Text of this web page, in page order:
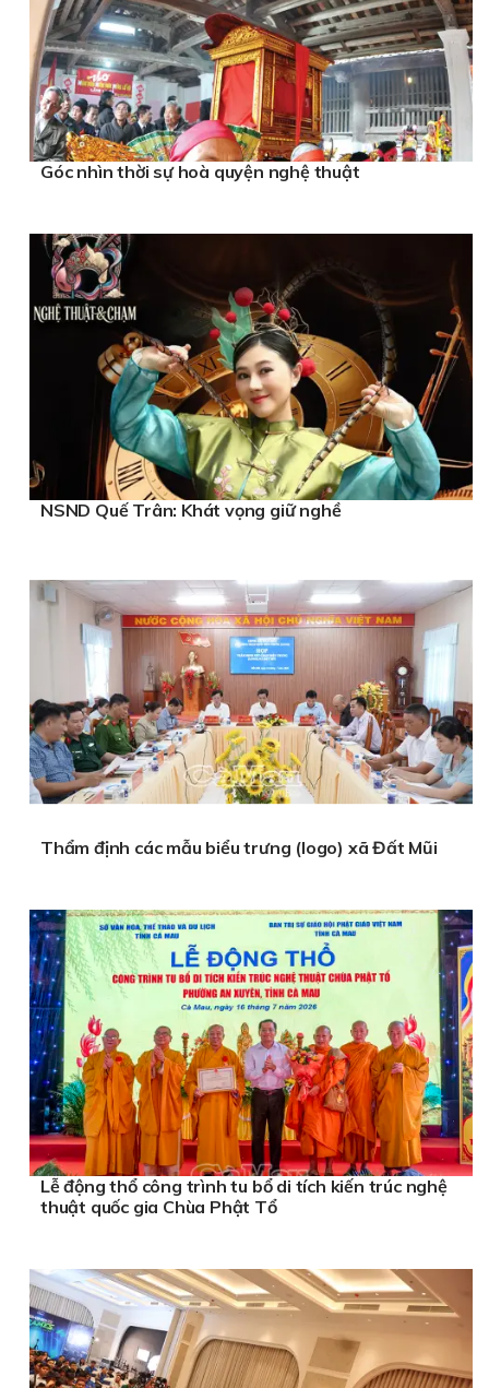
Góc nhìn thời sự hoà quyện nghệ thuật
NSND Quế Trân: Khát vọng giữ nghề
Thẩm định các mẫu biểu trưng (logo) xã Đất Mũi
Lễ động thổ công trình tu bổ di tích kiến trúc nghệ
thuật quốc gia Chùa Phật Tổ